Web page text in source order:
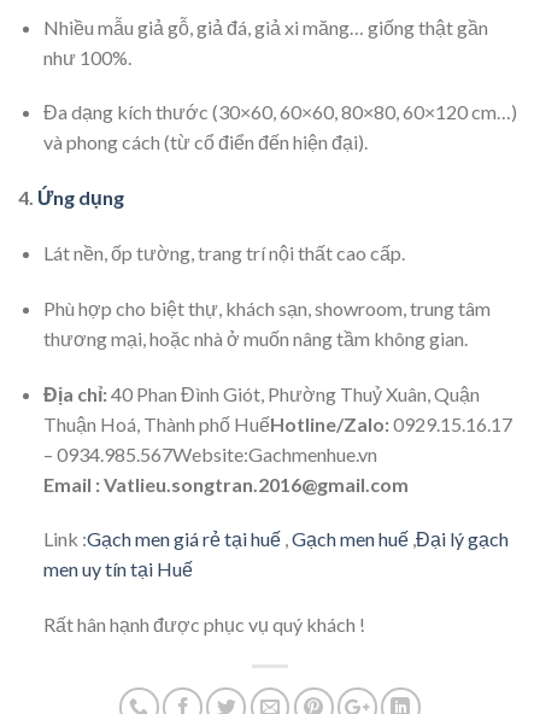
Nhiều mẫu giả gỗ, giả đá, giả xi măng… giống thật gần
như 100%.
Đa dạng kích thước (30×60, 60×60, 80×80, 60×120 cm…)
và phong cách (từ cổ điển đến hiện đại).
4. Ứng dụng
Lát nền, ốp tường, trang trí nội thất cao cấp.
Phù hợp cho biệt thự, khách sạn, showroom, trung tâm
thương mại, hoặc nhà ở muốn nâng tầm không gian.
Địa chỉ:40 Phan Đình Giót, Phường Thuỷ Xuân, Quận
Thuận Hoá, Thành phố HuếHotline/Zalo:0929.15.16.17
– 0934.985.567Website:Gachmenhue.vn
Email : Vatlieu.songtran.2016@gmail.com
Link :Gạch men giá rẻ tại huế,Gạch men huế,Đại lý gạch
men uy tín tại Huế
Rất hân hạnh được phục vụ quý khách !